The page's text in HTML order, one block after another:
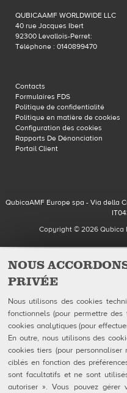
NOUS
PRIVÉE
Nous utilisons des cookies
fonctionnels (pour permettre
cookies analytiques (pour
En outre, nous utilisons des
cookies tiers (pour
ciblés en fonction des
sont facultatifs et ne sont
autoriser ». Vous pouvez
QUBICAAMF WORLDWIDE LLC
40 rue Jacques Ibert
92300 Levallois-Perret:
Téléphone : 0140899470
Contacts
Formulaires FDS
Politique de confidentialité
Politique en matière de cookies
Configuration des cookies
Rapports De Dénonciation
Portail Client
QubicaAMF Europe spa - Via della
Copyright © 2026 Qubica